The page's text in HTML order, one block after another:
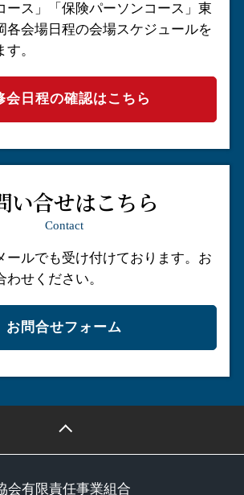
ース」「保険パーソンコース」東
各会場日程の会場スケジュールを
。
会日程の確認はこちら
い合せはこちら
Contact
ールでも受け付けております。 お
せください。
お問合せフォーム
会有限責任事業組合